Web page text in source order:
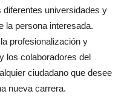
universidades y
la persona interesada.
profesionalización y
los colaboradores del
ciudadano que desee
nueva carrera.